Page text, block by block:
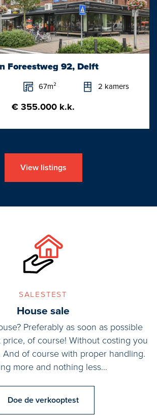
Foreestweg 92, Delft
67m² 2 kamers
€ 355.000 k.k.
View listings
salestest
House sale
Preferably as soon as possible
of course! Without costing you
And of course with proper handling.
more and nothing less...
Doe de verkooptest